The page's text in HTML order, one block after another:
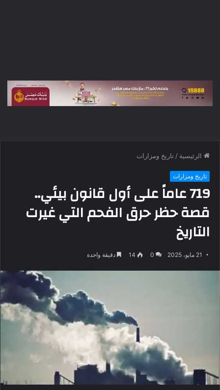
الرئيسية / تاريخ ومزارات
تاريخ ومزارات
719 عاماً على أول قانون بيئي..
قصة حظر حرق الفحم التي غيرت
التاريخ
21 مايو، 2025 0
14 دقيقة واحدة